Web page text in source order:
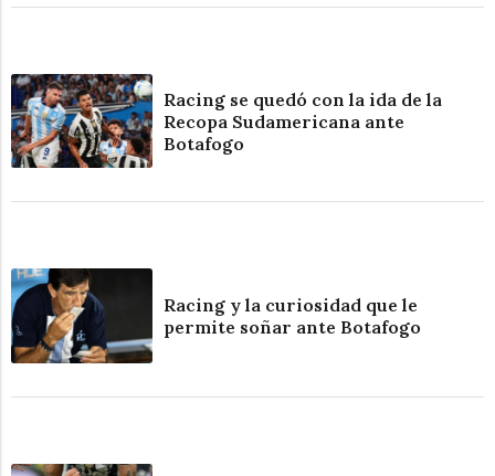
Racing se quedó con la ida de la
Recopa Sudamericana ante
Botafogo
Racing y la curiosidad que le
permite soñar ante Botafogo